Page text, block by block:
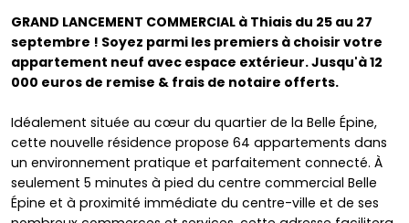
GRAND LANCEMENT COMMERCIAL à Thiais du 25 au 27
septembre ! Soyez parmi les premiers à choisir votre
appartement neuf avec espace extérieur. Jusqu'à 12
000 euros de remise & frais de notaire offerts.
Idéalement située au cœur du quartier de la Belle Épine,
cette nouvelle résidence propose 64 appartements dans
un environnement pratique et parfaitement connecté. À
seulement 5 minutes à pied du centre commercial Belle
Épine et à proximité immédiate du centre-ville et de ses